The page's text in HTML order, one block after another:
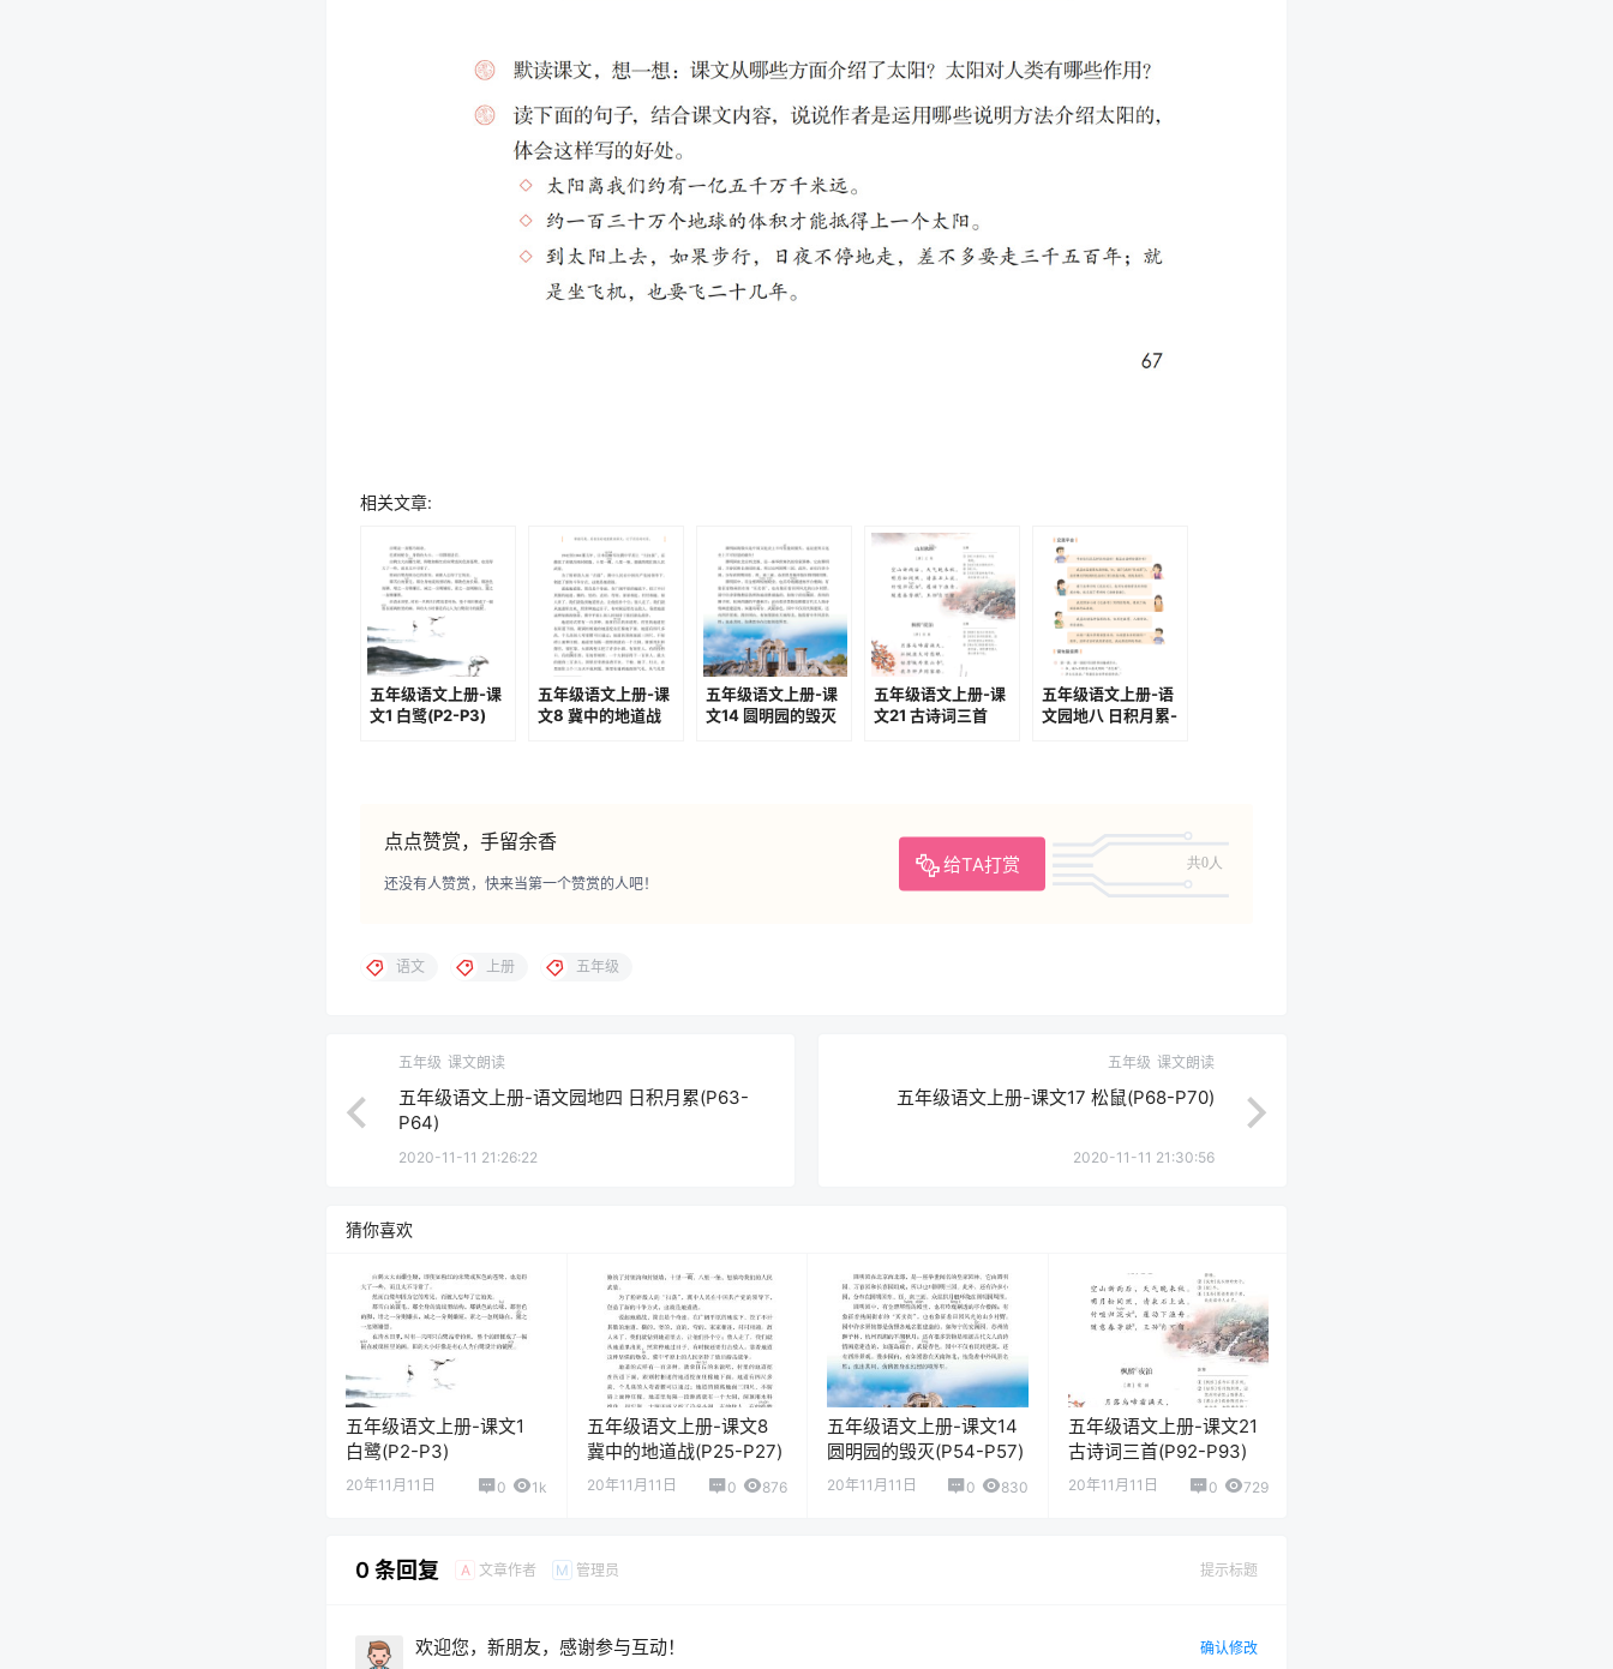
相关文章:
五年级语文上册-课
文1 白鹭(P2-P3)
五年级语文上册-课
文8 冀中的地道战
五年级语文上册-课
文14 圆明园的毁灭
五年级语文上册-课
文21 古诗词三首
五年级语文上册-语
文园地八 日积月累-
点点赞赏，手留余香
给TA打赏 共0人
还没有人赞赏，快来当第一个赞赏的人吧！
语文 上册 五年级
五年级 课文朗读
五年级语文上册-语文园地四 日积月累(P63-
P64)
2020-11-11 21:26:22
五年级 课文朗读
五年级语文上册-课文17 松鼠(P68-P70)
2020-11-11 21:30:56
猜你喜欢
五年级语文上册-课文1
白鹭(P2-P3)
20年11月11日 0 1k
五年级语文上册-课文8
冀中的地道战(P25-P27)
20年11月11日 0 876
五年级语文上册-课文14
圆明园的毁灭(P54-P57)
20年11月11日 0 830
五年级语文上册-课文21
古诗词三首(P92-P93)
20年11月11日 0 729
0 条回复 A 文章作者 M 管理员 提示标题
欢迎您，新朋友，感谢参与互动！ 确认修改